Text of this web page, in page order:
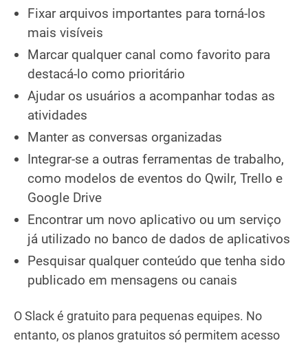
Fixar arquivos importantes para torná-los
mais visíveis
Marcar qualquer canal como favorito para
destacá-lo como prioritário
Ajudar os usuários a acompanhar todas as
atividades
Manter as conversas organizadas
Integrar-se a outras ferramentas de trabalho,
como modelos de eventos do Qwilr, Trello e
Google Drive
Encontrar um novo aplicativo ou um serviço
já utilizado no banco de dados de aplicativos
Pesquisar qualquer conteúdo que tenha sido
publicado em mensagens ou canais
O Slack é gratuito para pequenas equipes. No
entanto, os planos gratuitos só permitem acesso